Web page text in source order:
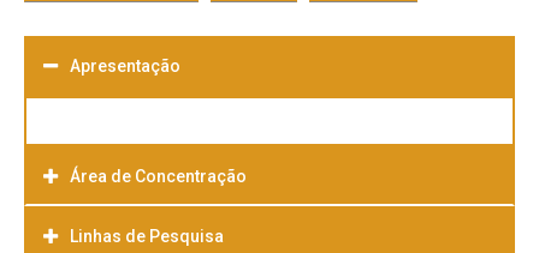
Apresentação
Área de Concentração
Linhas de Pesquisa